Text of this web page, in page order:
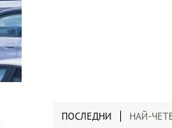
ПОСЛЕДНИ НАЙ-